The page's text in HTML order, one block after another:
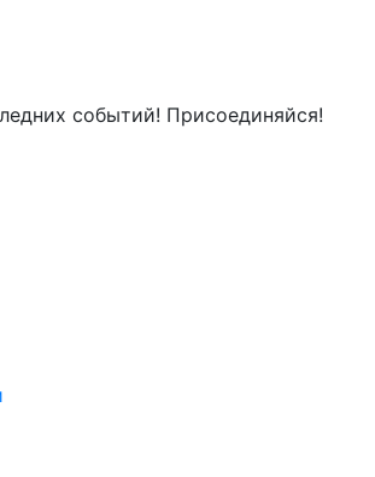
событий! Присоединяйся!